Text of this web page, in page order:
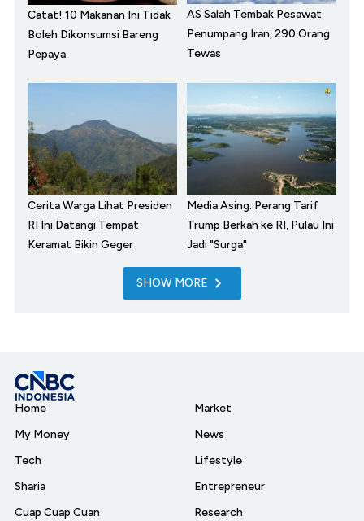
Catat! 10 Makanan Ini Tidak
Boleh Dikonsumsi Bareng
Pepaya
AS Salah Tembak Pesawat
Penumpang Iran, 290 Orang
Tewas
Cerita Warga Lihat Presiden
RI Ini Datangi Tempat
Keramat Bikin Geger
Media Asing: Perang Tarif
Trump Berkah ke RI, Pulau Ini
Jadi "Surga"
SHOW MORE
Home
My Money
Tech
Sharia
Cuap Cuap Cuan
Market
News
Lifestyle
Entrepreneur
Research